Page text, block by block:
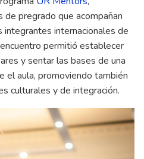
pregrado que acompañan
internacionales de
permitió establecer
y sentar las bases de una
el aula, promoviendo también
culturales y de integración.